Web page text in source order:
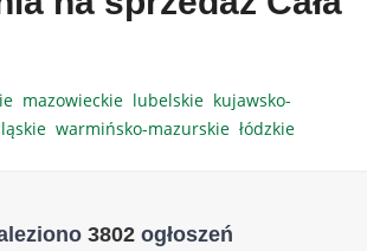
mazowieckie lubelskie kujawsko-
warmińsko-mazurskie łódzkie
3802 ogłoszeń